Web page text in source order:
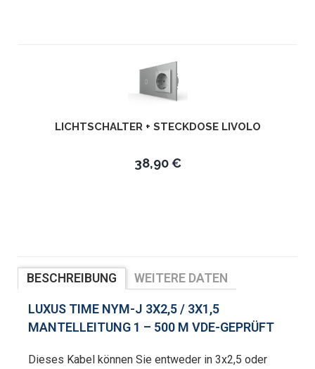
LICHTSCHALTER + STECKDOSE LIVOLO
38,90 €
BESCHREIBUNG WEITERE DATEN
LUXUS TIME NYM-J 3X2,5 / 3X1,5
MANTELLEITUNG 1 – 500 M VDE-GEPRÜFT
Dieses Kabel können Sie entweder in 3x2,5 oder